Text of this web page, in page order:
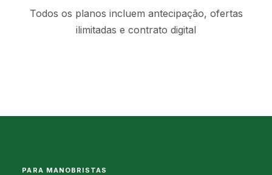
Todos os planos incluem antecipação, ofertas
ilimitadas e contrato digital
PARA MANOBRISTAS